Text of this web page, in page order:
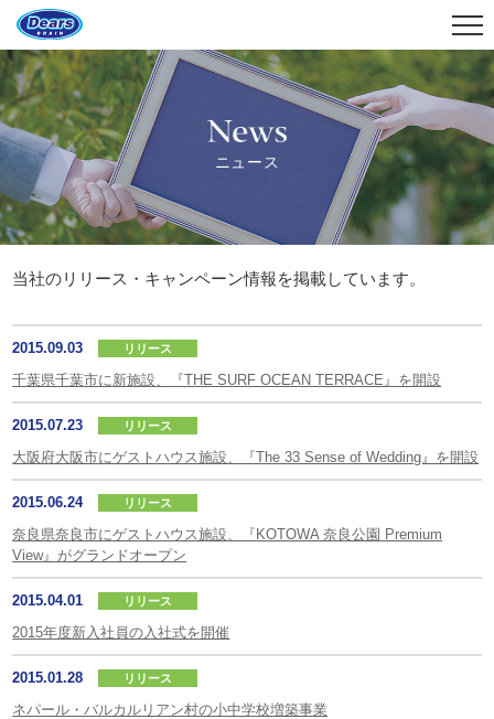
News
ニュース
当社のリリース・キャンペーン情報を掲載しています。
2015.09.03 リリース
千葉県千葉市に新施設、『THE SURF OCEAN TERRACE』を開設
2015.07.23 リリース
大阪府大阪市にゲストハウス施設、『The 33 Sense of Wedding』を開設
2015.06.24 リリース
奈良県奈良市にゲストハウス施設、『KOTOWA 奈良公園 Premium
View』がグランドオープン
2015.04.01 リリース
2015年度新入社員の入社式を開催
2015.01.28 リリース
ネパール・バルカルリアン村の小中学校増築事業